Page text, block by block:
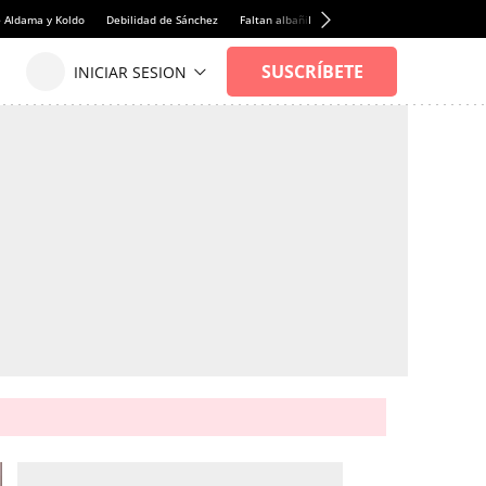
y Koldo Debilidad de Sánchez Faltan albañiles